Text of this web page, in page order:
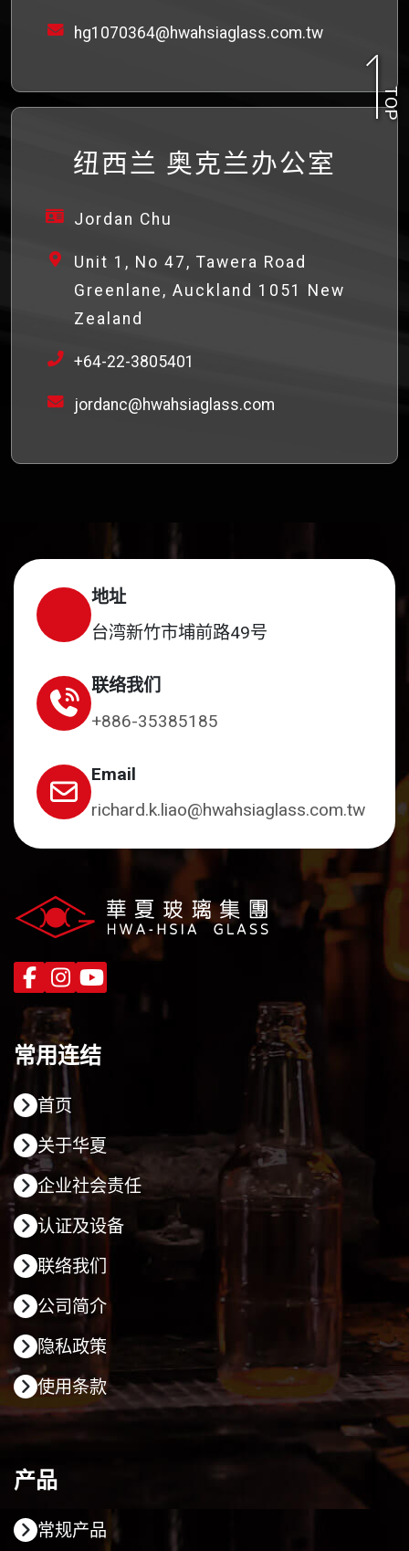
hg1070364@hwahsiaglass.com.tw
纽西兰 奥克兰办公室
Jordan Chu
Unit 1, No 47, Tawera Road
Greenlane, Auckland 1051 New
Zealand
+64-22-3805401
jordanc@hwahsiaglass.com
TOP
地址
台湾新竹市埔前路49号
联络我们
+886-35385185
Email
richard.k.liao@hwahsiaglass.com.tw
常用连结
首页
关于华夏
企业社会责任
认证及设备
联络我们
公司简介
隐私政策
使用条款
产品
常规产品